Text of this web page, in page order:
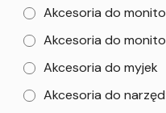
Akcesoria do
Akcesoria do
Akcesoria do myjek
Akcesoria do